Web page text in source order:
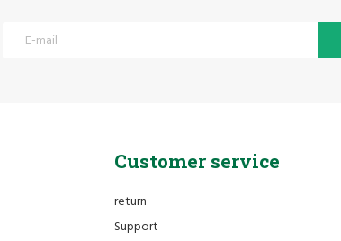
Customer service
return
Support